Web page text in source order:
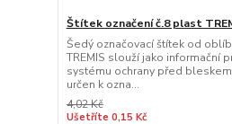
Štítek označení č.8 plast
Šedý označovací štítek od
TREMIS slouží jako informační
systému ochrany před
určen k ozna...
4,02 Kč
Ušetříte 0,15 Kč